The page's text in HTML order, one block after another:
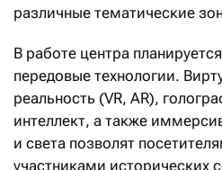
различные тематические
В работе центра
передовые технологии.
реальность (VR, AR),
интеллект, а также
и света позволят
участниками исторических